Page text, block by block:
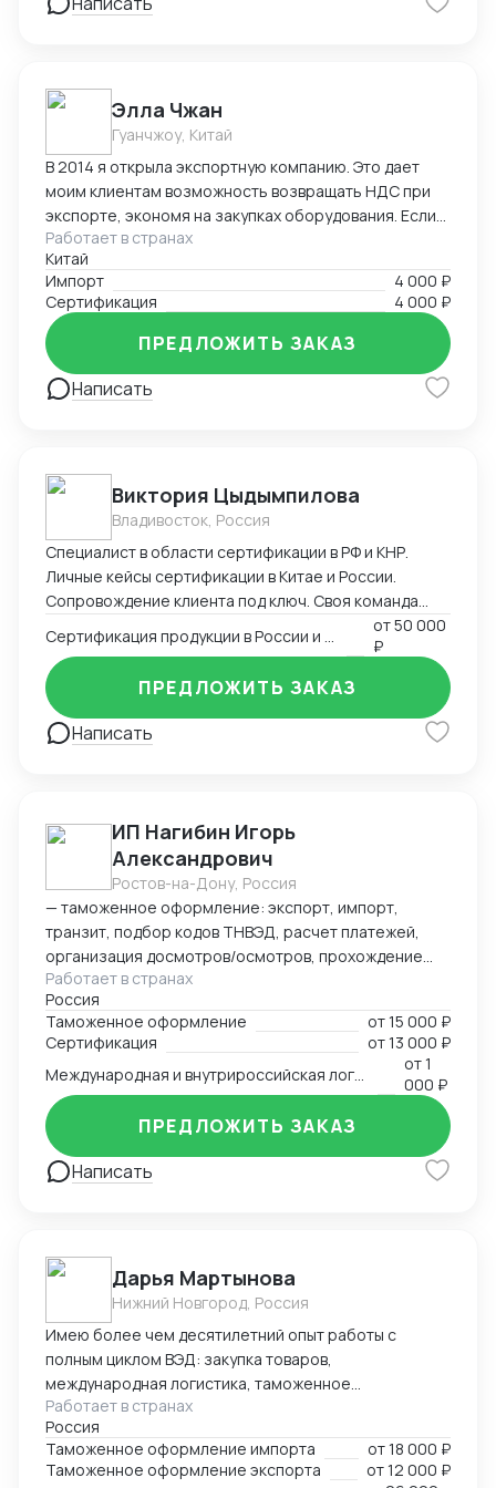
Элла Чжан
Гуанчжоу, Китай
В 2014 я открыла экспортную компанию. Это дает
моим клиентам возможность возвращать НДС при
экспорте, экономя на закупках оборудования. Если
вы собираетесь в Китай на выставку, семинар,
конференцию или для проведения бизнес-встреч, и
вам требуются услуги профессионального
переводчика - обращайтесь в любое время!
Работает в странах
Китай
Импорт
4 000 ₽
Сертификация
4 000 ₽
Написать
ПРЕДЛОЖИТЬ ЗАКАЗ
Виктория Цыдымпилова
Владивосток, Россия
Специалист в области сертификации в РФ и КНР.
Личные кейсы сертификации в Китае и России.
Сопровождение клиента под ключ. Своя команда
от50 000
₽
Написать
ПРЕДЛОЖИТЬ ЗАКАЗ
ИП Нагибин Игорь
Александрович
Ростов-на-Дону, Россия
— таможенное оформление: экспорт, импорт,
транзит, подбор кодов ТНВЭД, расчет платежей,
организация досмотров/осмотров, прохождение
доп. проверок, возврат обеспечения; — логистика:
авто, авиа, морской транспорт, ж/д; — консалтинг
и сопровождение по таможенным процедурам,
валютному контролю и бухгалтерии;
— бухгалтерский аутсорсинг; — получение
разрешительной документации: сертификаты,
разрешения.
Работает в странах
Россия
Таможенное оформление
от15 000 ₽
Сертификация
от13 000 ₽
от1
000 ₽
Написать
ПРЕДЛОЖИТЬ ЗАКАЗ
Дарья Мартынова
Нижний Новгород, Россия
Имею более чем десятилетний опыт работы с
полным циклом ВЭД: закупка товаров,
международная логистика, таможенное
оформление. Занимаю руководящую позицию
начальника отдела ВЭД в биохимическом холдинге.
Параллельно веду проекты в качестве консультанта
по ВЭД и таможенному оформлению. Успешный опыт
Работает в странах
Россия
Таможенное оформление импорта
от18 000 ₽
Таможенное оформление экспорта
от12 000 ₽